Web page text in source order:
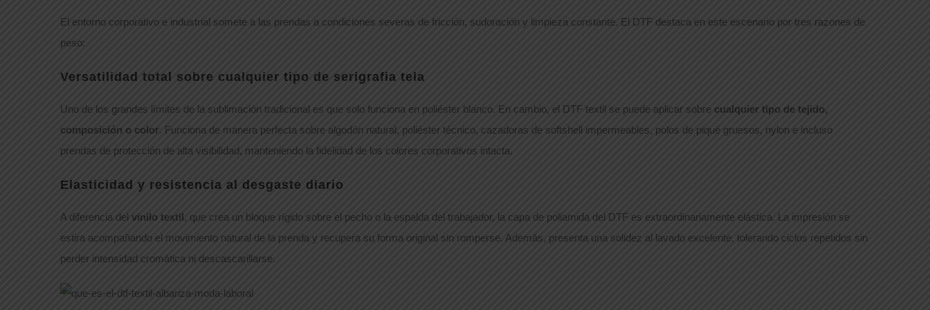
El entorno corporativo e industrial somete a las prendas a condiciones severas de fricción, sudoración y limpieza constante. El DTF destaca en este escenario por tres razones de
peso:
Versatilidad total sobre cualquier tipo de serigrafia tela
Uno de los grandes límites de la sublimación tradicional es que solo funciona en poliéster blanco. En cambio, el DTF textil se puede aplicar sobre cualquier tipo de tejido,
composición o color. Funciona de manera perfecta sobre algodón natural, poliéster técnico, cazadoras de softshell impermeables, polos de piqué gruesos, nylon e incluso
prendas de protección de alta visibilidad, manteniendo la fidelidad de los colores corporativos intacta.
Elasticidad y resistencia al desgaste diario
A diferencia del vinilo textil, que crea un bloque rígido sobre el pecho o la espalda del trabajador, la capa de poliamida del DTF es extraordinariamente elástica. La impresión se
estira acompañando el movimiento natural de la prenda y recupera su forma original sin romperse. Además, presenta una solidez al lavado excelente, tolerando ciclos repetidos sin
perder intensidad cromática ni descascarillarse.